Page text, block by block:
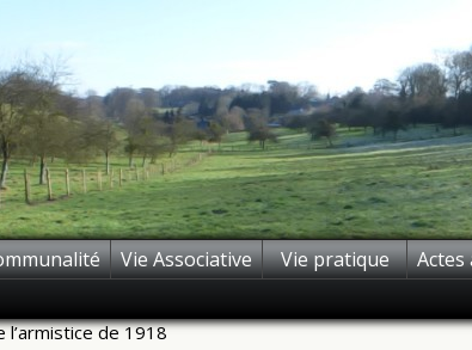
Vie Associative Vie pratique
l’armistice de 1918